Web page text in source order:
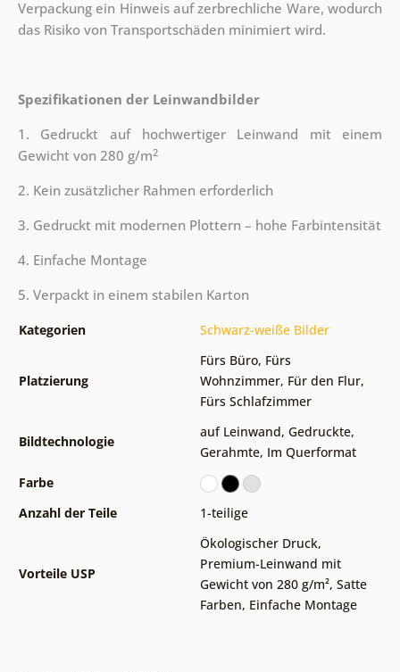
Verpackung ein Hinweis auf zerbrechliche Ware, wodurch
das Risiko von Transportschäden minimiert wird.
Spezifikationen der Leinwandbilder
1. Gedruckt auf hochwertiger Leinwand mit einem
Gewicht von 280 g/m2
2. Kein zusätzlicher Rahmen erforderlich
3. Gedruckt mit modernen Plottern – hohe Farbintensität
4. Einfache Montage
5. Verpackt in einem stabilen Karton
Kategorien Schwarz-weiße Bilder
Platzierung
Fürs Büro, Fürs
Wohnzimmer, Für den Flur,
Fürs Schlafzimmer
Bildtechnologie
auf Leinwand, Gedruckte,
Gerahmte, Im Querformat
Farbe
Anzahl der Teile
1-teilige
Vorteile USP
Ökologischer Druck,
Premium-Leinwand mit
Gewicht von 280 g/m², Satte
Farben, Einfache Montage